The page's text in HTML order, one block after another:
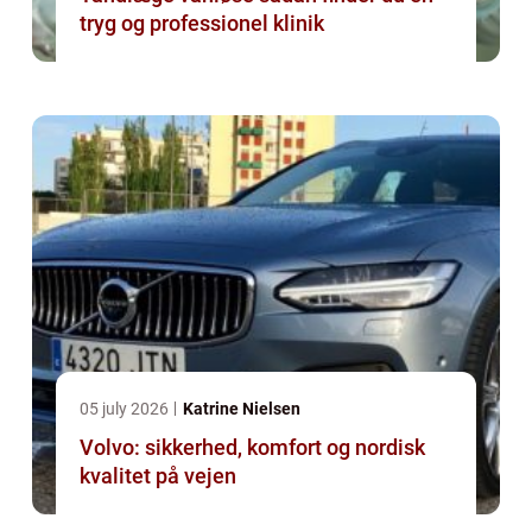
tryg og professionel klinik
05 july 2026 Katrine Nielsen
Volvo: sikkerhed, komfort og nordisk
kvalitet på vejen